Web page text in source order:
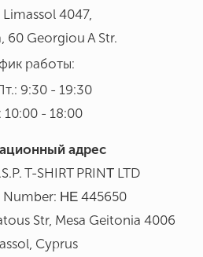
Limassol 4047,
60 Georgiou A Str.
работы:
9:30 - 19:30
10:00 - 18:00
адрес
T-SHIRT PRINΤ LTD
Number: ΗΕ 445650
Str, Mesa Geitonia 4006
Cyprus